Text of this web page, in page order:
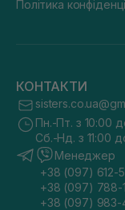
Політика
КОНТАКТИ
Пн.-Пт. з 10:00
Сб.-Нд. з 11:00
Менеджер
+38 (097) 612-
+38 (097) 788-
+38 (097) 983-